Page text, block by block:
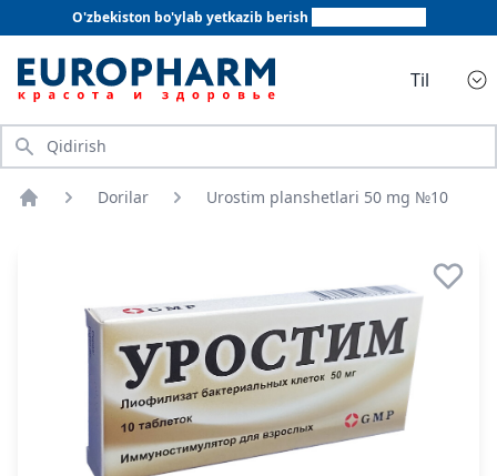
O'zbekiston bo'ylab yetkazib berish
Til
Qidirish
Dorilar Urostim planshetlari 50 mg №10